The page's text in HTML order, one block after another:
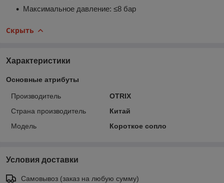
Максимальное давление: ≤8 бар
Скрыть
Характеристики
Основные атрибуты
Производитель
OTRIX
Страна производитель
Китай
Модель
Короткое сопло
Условия доставки
Самовывоз (заказ на любую сумму)